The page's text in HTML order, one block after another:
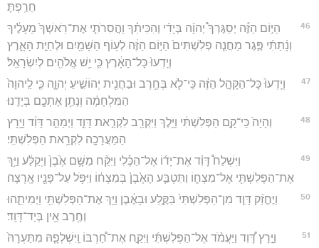
חֵרַֽפְתָּ׃
46
הַיּ֣וֹם הַזֶּ֡ה יְסַגֶּרְךָ֩ יְהוָ֨ה בְּיָדִ֜י וְהִכִּיתִ֗ךָ וַהֲסִרֹתִ֤י אֶת־רֹֽאשְׁךָ֙ מֵעָלֶ֔יךָ
וְנָ֨תַתִּ֜י פֶּ֣גֶר מַחֲנֵ֤ה פְלִשְׁתִּים֙ הַיּ֣וֹם הַזֶּ֔ה לְע֥וֹף הַשָּׁמַ֖יִם וּלְחַיַּ֣ת הָאָ֑רֶץ
וְיֵֽדְעוּ֙ כָּל־הָאָ֔רֶץ כִּ֛י יֵ֥שׁ אֱלֹהִ֖ים לְיִשְׂרָאֵֽל׃
47
וְיֵֽדְעוּ֙ כָּל־הַקָּהָ֣ל הַזֶּ֔ה כִּֽי־לֹ֛א בְּחֶ֥רֶב וּבַחֲנִ֖ית יְהוֹשִׁ֣יעַ יְהוָ֑ה כִּ֤י לַֽיהוָה֙
הַמִּלְחָמָ֔ה וְנָתַ֥ן אֶתְכֶ֖ם בְּיָדֵֽנוּ׃
48
וְהָיָה֙ כִּֽי־קָ֣ם הַפְּלִשְׁתִּ֔י וַיֵּ֥לֶךְ וַיִּקְרַ֖ב לִקְרַ֣את דָּוִ֑ד וַיְמַהֵ֣ר דָּוִ֔ד וַיָּ֥רָץ
הַמַּעֲרָכָ֖ה לִקְרַ֥את הַפְּלִשְׁתִּֽי׃
49
וַיִּשְׁלַח֩ דָּוִ֨ד אֶת־יָד֜וֹ אֶל־הַכֶּ֗לִי וַיִּקַּ֨ח מִשָּׁ֥ם אֶ֙בֶן֙ וַיְקַלַּ֔ע וַיַּ֥ךְ
אֶת־הַפְּלִשְׁתִּ֖י אֶל־מִצְח֑וֹ וַתִּטְבַּ֤ע הָאֶ֙בֶן֙ בְּמִצְח֔וֹ וַיִּפֹּ֥ל עַל־פָּנָ֖יו אָֽרְצָה׃
50
וַיֶּחֱזַ֨ק דָּוִ֤ד מִן־הַפְּלִשְׁתִּי֙ בַּקֶּ֣לַע וּבָאֶ֔בֶן וַיַּ֥ךְ אֶת־הַפְּלִשְׁתִּ֖י וַיְמִיתֵ֑הוּ
וְחֶ֖רֶב אֵ֥ין בְּיַד־דָּוִֽד׃
51
וַיָּ֣רָץ דָּ֠וִד וַיַּעֲמֹ֨ד אֶל־הַפְּלִשְׁתִּ֜י וַיִּקַּ֣ח אֶת־חַ֠רְבּוֹ וַֽיִּשְׁלְפָ֤הּ מִתַּעְרָהּ֙